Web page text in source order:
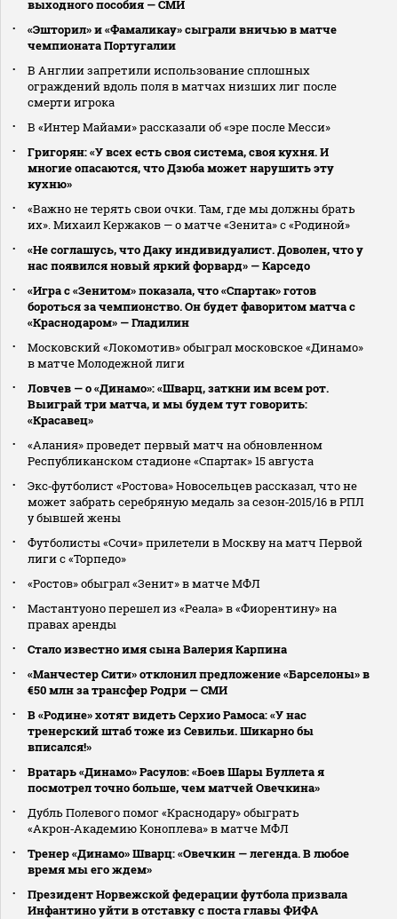
выходного пособия — СМИ
«Эшторил» и «Фамаликау» сыграли вничью в матче
чемпионата Португалии
В Англии запретили использование сплошных
ограждений вдоль поля в матчах низших лиг после
смерти игрока
В «Интер Майами» рассказали об «эре после Месси»
Григорян: «У всех есть своя система, своя кухня. И
многие опасаются, что Дзюба может нарушить эту
кухню»
«Важно не терять свои очки. Там, где мы должны брать
их». Михаил Кержаков — о матче «Зенита» с «Родиной»
«Не соглашусь, что Даку индивидуалист. Доволен, что у
нас появился новый яркий форвард» — Карседо
«Игра с «Зенитом» показала, что «Спартак» готов
бороться за чемпионство. Он будет фаворитом матча с
«Краснодаром» — Гладилин
Московский «Локомотив» обыграл московское «Динамо»
в матче Молодежной лиги
Ловчев — о «Динамо»: «Шварц, заткни им всем рот.
Выиграй три матча, и мы будем тут говорить:
«Красавец»
«Алания» проведет первый матч на обновленном
Республиканском стадионе «Спартак» 15 августа
Экс‑футболист «Ростова» Новосельцев рассказал, что не
может забрать серебряную медаль за сезон‑2015/16 в РПЛ
у бывшей жены
Футболисты «Сочи» прилетели в Москву на матч Первой
лиги с «Торпедо»
«Ростов» обыграл «Зенит» в матче МФЛ
Мастантуоно перешел из «Реала» в «Фиорентину» на
правах аренды
Стало известно имя сына Валерия Карпина
«Манчестер Сити» отклонил предложение «Барселоны» в
€50 млн за трансфер Родри — СМИ
В «Родине» хотят видеть Серхио Рамоса: «У нас
тренерский штаб тоже из Севильи. Шикарно бы
вписался!»
Вратарь «Динамо» Расулов: «Боев Шары Буллета я
посмотрел точно больше, чем матчей Овечкина»
Дубль Полевого помог «Краснодару» обыграть
«Акрон‑Академию Коноплева» в матче МФЛ
Тренер «Динамо» Шварц: «Овечкин — легенда. В любое
время мы его ждем»
Президент Норвежской федерации футбола призвала
Инфантино уйти в отставку с поста главы ФИФА